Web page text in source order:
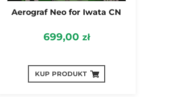
Aerograf Neo for Iwata CN
699,00 zł
KUP PRODUKT